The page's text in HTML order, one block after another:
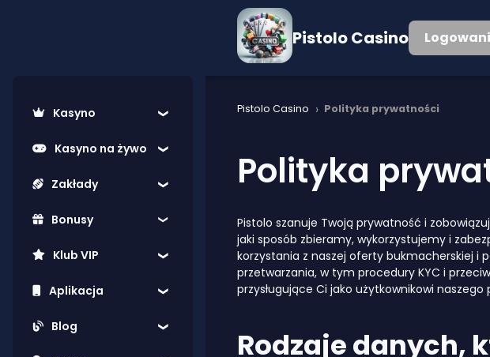
Pistolo Casino
Kasyno
Kasyno na żywo
Zakłady
Bonusy
Klub VIP
Aplikacja
Blog
Pistolo Casino › Polityka prywatności
Polityka
Pistolo szanuje Twoją prywatność i
jaki sposób zbieramy, wykorzystujemy i
korzystania z naszej oferty bukmacherskiej i
przetwarzania, w tym procedury KYC i
przysługujące Ci jako użytkownikowi naszego
Rodzaje danych,